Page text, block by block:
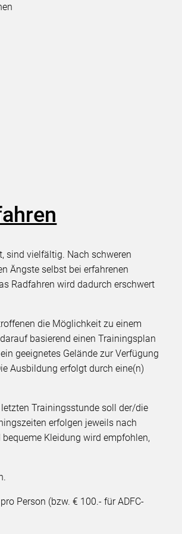
sind vielfältig. Nach schweren
Ängste selbst bei erfahrenen
Radfahren wird dadurch erschwert
die Möglichkeit zu einem
basierend einen Trainingsplan
geeignetes Gelände zur Verfügung
Ausbildung erfolgt durch eine(n)
Trainingsstunde soll der/die
erfolgen jeweils nach
Kleidung wird empfohlen,
Person (bzw. € 100.- für ADFC-